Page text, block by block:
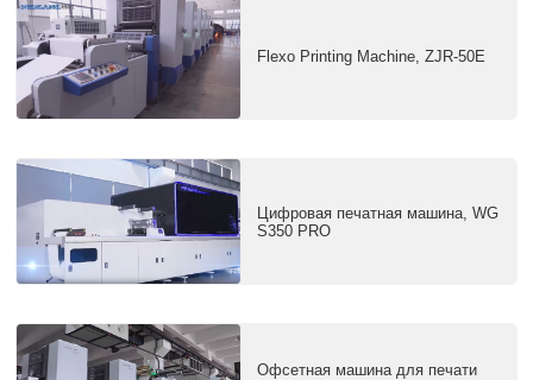
Flexo Printing Machine, ZJR-50E
Цифровая печатная машина, WG
S350 PRO
Офсетная машина для печати